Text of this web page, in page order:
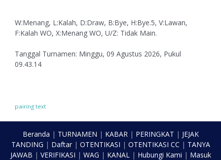
W:Menang, L:Kalah, D:Draw, B:Bye, H:Bye.5, V:Lawan,
F:Kalah WO, X:Menang WO, U/Z: Tidak Main.
Tanggal Turnamen: Minggu, 09 Agustus 2026, Pukul
09.43.14
pairing text
Beranda | TURNAMEN | KABAR| PERINGKAT | JEJAK
TANDING | Daftar| OTENTIKASI | OTENTIKASI CC | TANYA
JAWAB | VERIFIKASI | WAG | KANAL| Hubungi Kami | Masuk